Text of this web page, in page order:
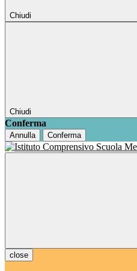
Chiudi
Chiudi
Conferma
Annulla Conferma
close